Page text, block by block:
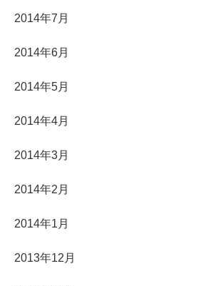
2014年7月
2014年6月
2014年5月
2014年4月
2014年3月
2014年2月
2014年1月
2013年12月